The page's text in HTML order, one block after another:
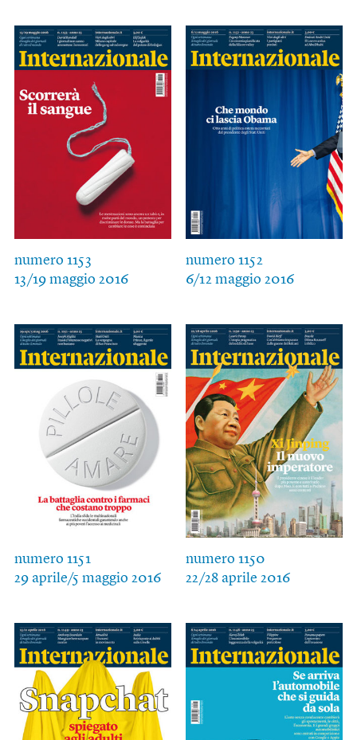
numero 1153
13/19 maggio 2016
numero 1152
6/12 maggio 2016
numero 1151
29 aprile/5 maggio 2016
numero 1150
22/28 aprile 2016